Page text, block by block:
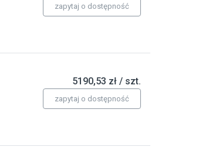
zapytaj o dostępność
5190,53 zł / szt.
zapytaj o dostępność